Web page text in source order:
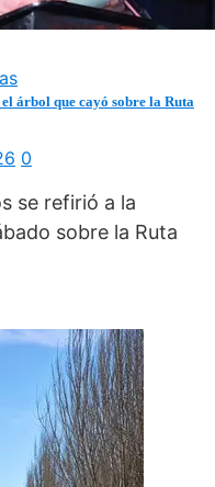
árbol que cayó sobre la Ruta
0
se refirió a la
sobre la Ruta